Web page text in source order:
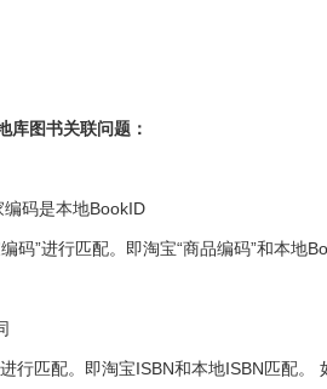
库图书关联问题：
码是本地BookID
码”进行匹配。即淘宝“商品编码”和本地
行匹配。即淘宝ISBN和本地ISBN匹配。